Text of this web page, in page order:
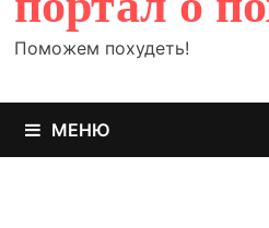
Поможем похудеть!
МЕНЮ